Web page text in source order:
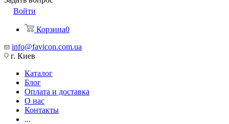
Войти
Корзина0
info@favicon.com.ua
г. Киев
Каталог
Блог
Оплата и доставка
О нас
Контакты
...